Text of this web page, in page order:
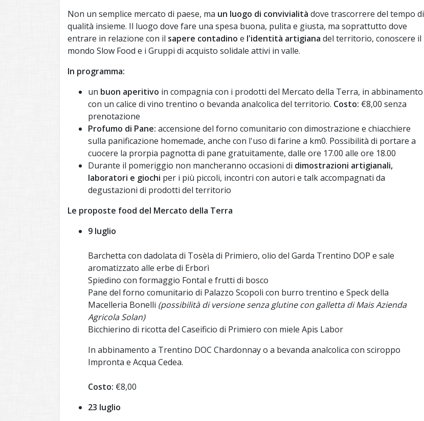
Non un semplice mercato di paese, ma un luogo di convivialità dove trascorrere del tempo di
qualità insieme. Il luogo dove fare una spesa buona, pulita e giusta, ma soprattutto dove
entrare in relazione con il sapere contadino e l'identità artigiana del territorio, conoscere il
mondo Slow Food e i Gruppi di acquisto solidale attivi in valle.
In programma:
un buon aperitivo in compagnia con i prodotti del Mercato della Terra, in abbinamento
con un calice di vino trentino o bevanda analcolica del territorio. Costo: €8,00 senza
prenotazione
Profumo di Pane: accensione del forno comunitario con dimostrazione e chiacchiere
sulla panificazione homemade, anche con l'uso di farine a km0. Possibilità di portare a
cuocere la prorpia pagnotta di pane gratuitamente, dalle ore 17.00 alle ore 18.00
Durante il pomeriggio non mancheranno occasioni di dimostrazioni artigianali,
laboratori e giochi per i più piccoli, incontri con autori e talk accompagnati da
degustazioni di prodotti del territorio
Le proposte food del Mercato della Terra
9 luglio
Barchetta con dadolata di Tosèla di Primiero, olio del Garda Trentino DOP e sale
aromatizzato alle erbe di Erborì
Spiedino con formaggio Fontal e frutti di bosco
Pane del forno comunitario di Palazzo Scopoli con burro trentino e Speck della
Macelleria Bonelli (possibilità di versione senza glutine con galletta di Mais Azienda
Agricola Solan)
Bicchierino di ricotta del Caseificio di Primiero con miele Apis Labor
In abbinamento a Trentino DOC Chardonnay o a bevanda analcolica con sciroppo
Impronta e Acqua Cedea.
Costo: €8,00
23 luglio